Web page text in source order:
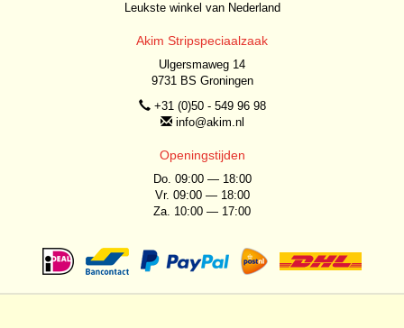
Leukste winkel van Nederland
Akim Stripspeciaalzaak
Ulgersmaweg 14
9731 BS Groningen
+31 (0)50 - 549 96 98
info@akim.nl
Openingstijden
Do. 09:00 — 18:00
Vr. 09:00 — 18:00
Za. 10:00 — 17:00